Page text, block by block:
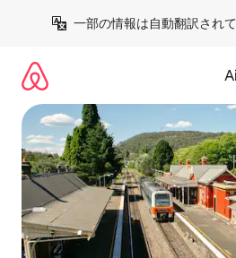
一部の情報は自動翻訳されて